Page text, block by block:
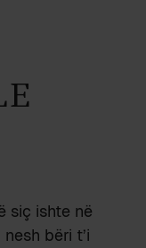
siç ishte në
bëri t’i